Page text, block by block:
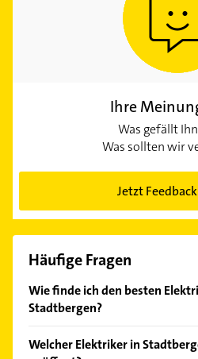
Ihre
Was gefällt
Was sollten wir
Jetzt
Häufige Fragen
Wie finde ich den besten
Stadtbergen?
Kundenmeinungen und
Welcher Elektriker in